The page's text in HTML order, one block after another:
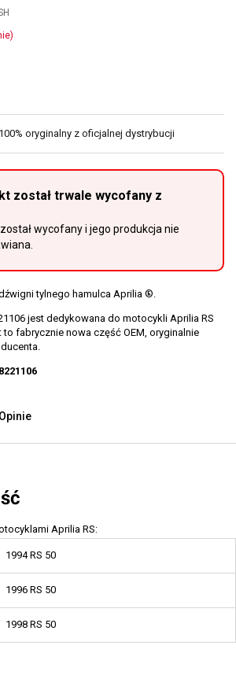
oryginalny z oficjalnej dystrybucji
został trwale wycofany z
wycofany i jego produkcja nie
tylnego hamulca Aprilia ®.
jest dedykowana do motocykli Aprilia RS
to fabrycznie nowa część OEM, oryginalnie
Opinie
Aprilia RS:
1994 RS 50
1996 RS 50
1998 RS 50